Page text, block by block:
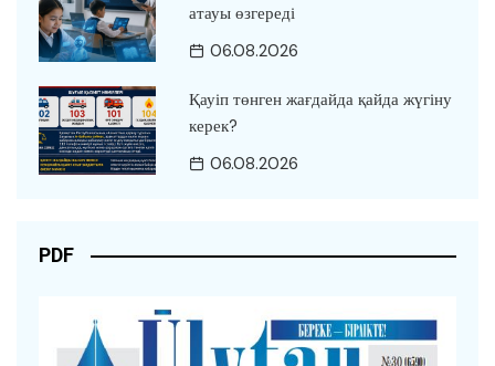
атауы өзгереді
06.08.2026
Қауіп төнген жағдайда қайда жүгіну
керек?
06.08.2026
PDF